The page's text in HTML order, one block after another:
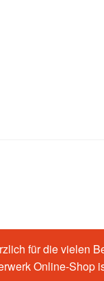
für die vielen
Online-Shop